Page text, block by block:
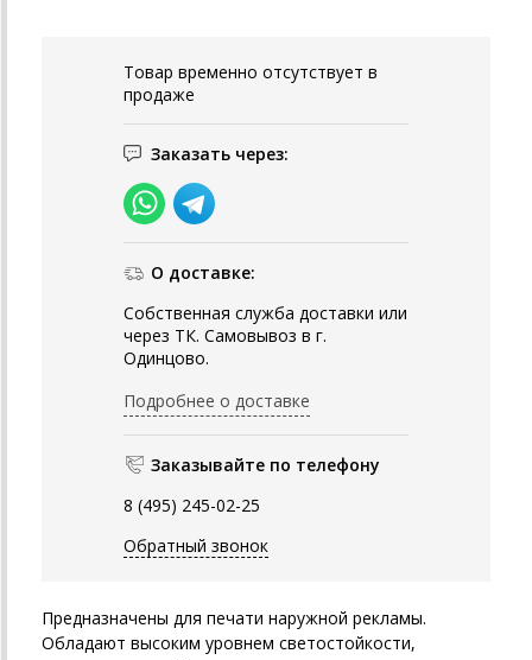
Товар временно отсутствует в
продаже
Заказать через:
О доставке:
Собственная служба доставки или
через ТК. Самовывоз в г.
Одинцово.
Подробнее о доставке
Заказывайте по телефону
8 (495) 245-02-25
Обратный звонок
Предназначены для печати наружной рекламы.
Обладают высоким уровнем светостойкости,